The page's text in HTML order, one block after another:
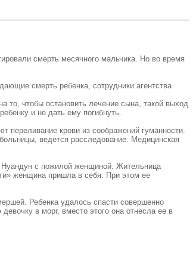
смерть месячного мальчика. Но во время
смерть ребенка, сотрудники агентства
то, чтобы остановить лечение сына, такой выход
и не дать ему погибнуть.
переливание крови из соображений гуманности.
ведется расследование. Медицинская
Нуандун с пожилой женщиной. Жительница
женщина пришла в себя. При этом ее
Ребенка удалось спасти совершенно
в морг, вместо этого она отнесла ее в